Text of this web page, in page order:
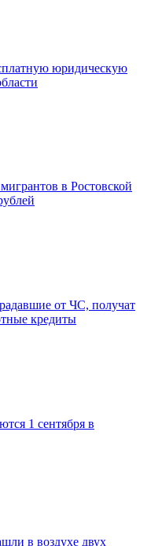
юридическую
в Ростовской
от ЧС, получат
кредиты
1 сентября в
в воздухе двух